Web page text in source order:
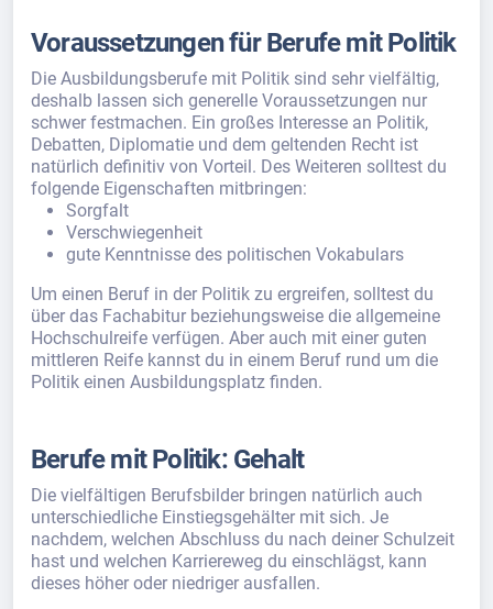
Voraussetzungen für Berufe mit Politik
Die Ausbildungsberufe mit Politik sind sehr vielfältig,
deshalb lassen sich generelle Voraussetzungen nur
schwer festmachen. Ein großes Interesse an Politik,
Debatten, Diplomatie und dem geltenden Recht ist
natürlich definitiv von Vorteil. Des Weiteren solltest du
folgende Eigenschaften mitbringen:
Sorgfalt
Verschwiegenheit
gute Kenntnisse des politischen Vokabulars
Um einen Beruf in der Politik zu ergreifen, solltest du
über das Fachabitur beziehungsweise die allgemeine
Hochschulreife verfügen. Aber auch mit einer guten
mittleren Reife kannst du in einem Beruf rund um die
Politik einen Ausbildungsplatz finden.
Berufe mit Politik: Gehalt
Die vielfältigen Berufsbilder bringen natürlich auch
unterschiedliche Einstiegsgehälter mit sich. Je
nachdem, welchen Abschluss du nach deiner Schulzeit
hast und welchen Karriereweg du einschlägst, kann
dieses höher oder niedriger ausfallen.